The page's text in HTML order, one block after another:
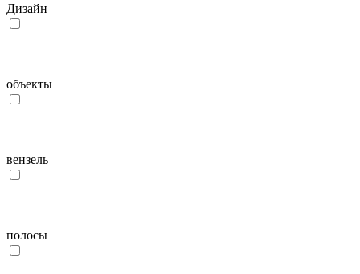
Дизайн
объекты
вензель
полосы